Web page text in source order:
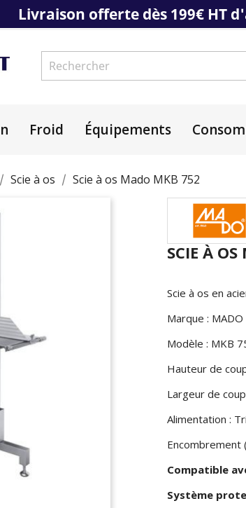
Livraison offerte dès 199€ HT
Froid Équipements
Scie à os Scie à os Mado MKB 752
SCIE À
Scie à os en
Marque : MADO
Modèle : MKB
Hauteur de
Largeur de
Alimentation :
Encombrement
Compatible
Système